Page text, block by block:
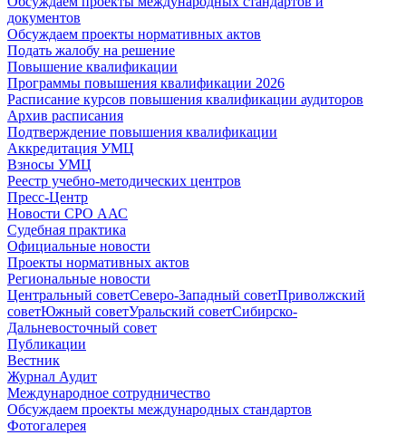
документов
Обсуждаем проекты нормативных актов
Подать жалобу на решение
Повышение квалификации
Программы повышения квалификации 2026
Расписание курсов повышения квалификации аудиторов
Архив расписания
Подтверждение повышения квалификации
Аккредитация УМЦ
Взносы УМЦ
Реестр учебно-методических центров
Пресс-Центр
Новости СРО ААС
Судебная практика
Официальные новости
Проекты нормативных актов
Региональные новости
Центральный советСеверо-Западный советПриволжский
советЮжный советУральский советСибирско-
Дальневосточный совет
Публикации
Вестник
Журнал Аудит
Международное сотрудничество
Обсуждаем проекты международных стандартов
Фотогалерея